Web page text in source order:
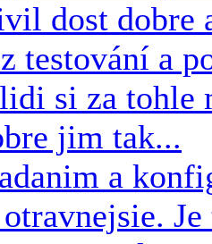
dost dobre
testování a
si za tohle
jim tak...
a